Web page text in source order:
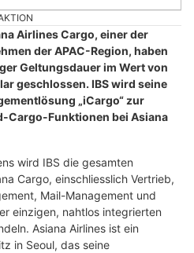
Airlines Cargo, einer der
der APAC-Region, haben
Geltungsdauer im Wert von
geschlossen. IBS wird seine
„iCargo“ zur
Cargo-Funktionen bei Asiana
wird IBS die gesamten
Cargo, einschliesslich Vertrieb,
Mail-Management und
einzigen, nahtlos integrierten
Asiana Airlines ist ein
in Seoul, das seine